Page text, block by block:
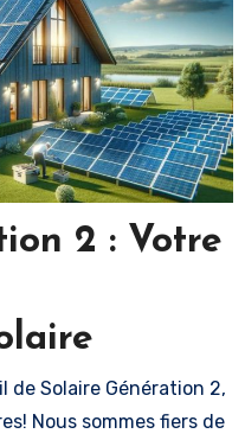
2 : Votre
de Solaire Génération 2,
Nous sommes fiers de